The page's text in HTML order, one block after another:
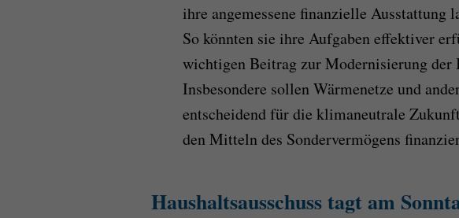
ihre angemessene finanzielle Ausstattung
So könnten sie ihre Aufgaben effektiver
wichtigen Beitrag zur Modernisierung
Insbesondere sollen Wärmenetze und
entscheidend für die klimaneutrale
den Mitteln des Sondervermögens
Haushaltsausschuss tagt am